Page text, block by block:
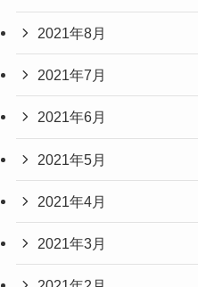
2021年8月
2021年7月
2021年6月
2021年5月
2021年4月
2021年3月